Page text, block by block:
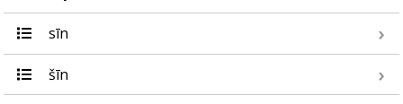
sīn
šīn